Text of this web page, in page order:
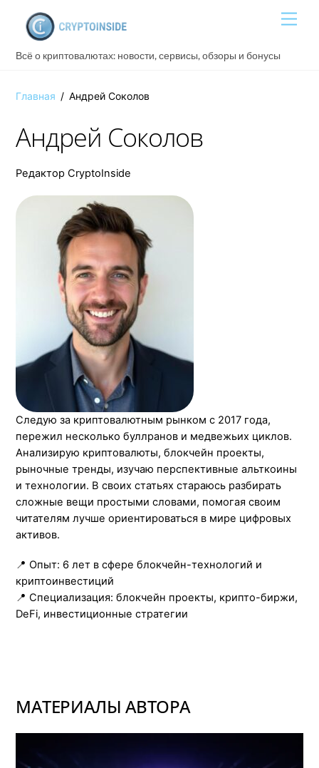
content
Всё о криптовалютах: новости, сервисы, обзоры и бонусы
Главная / Андрей Соколов
Андрей Соколов
Редактор CryptoInside
Следую за криптовалютным рынком с 2017 года,
пережил несколько буллранов и медвежьих циклов.
Анализирую криптовалюты, блокчейн проекты,
рыночные тренды, изучаю перспективные альткоины
и технологии. В своих статьях стараюсь разбирать
сложные вещи простыми словами, помогая своим
читателям лучше ориентироваться в мире цифровых
активов.
📍 Опыт: 6 лет в сфере блокчейн-технологий и
криптоинвестиций
📍 Специализация: блокчейн проекты, крипто-биржи,
DeFi, инвестиционные стратегии
МАТЕРИАЛЫ АВТОРА